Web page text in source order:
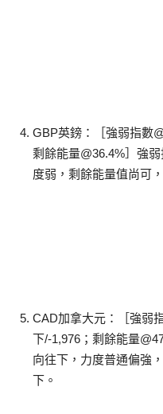
GBP英鎊：［強弱指數
剩餘能量@36.4%］強
度弱，剩餘能量值尚可
CAD加拿大元：［強弱
下/-1,976；剩餘能量
向往下，力度普通偏強
下。